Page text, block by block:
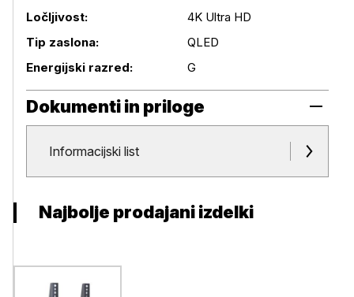
Podrobnosti izdelka
Ločljivost:
4K Ultra HD
Tip zaslona:
QLED
Energijski razred:
G
Dokumenti in priloge
Dokumenti in priloge
Informacijski list
Najbolje prodajani izdelki